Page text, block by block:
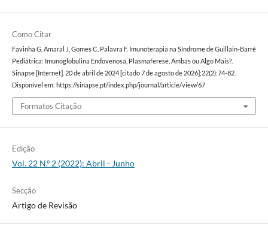
Como Citar
Favinha G, Amaral J, Gomes C, Palavra F. Imunoterapia na Síndrome de Guillain-Barré
Pediátrica: Imunoglobulina Endovenosa, Plasmaferese, Ambas ou Algo Mais?.
Sinapse [Internet]. 20 de abril de 2024 [citado 7 de agosto de 2026];22(2):74-82.
Disponível em: https://sinapse.pt/index.php/journal/article/view/67
Formatos Citação
Edição
Vol. 22 N.º 2 (2022): Abril - Junho
Secção
Artigo de Revisão